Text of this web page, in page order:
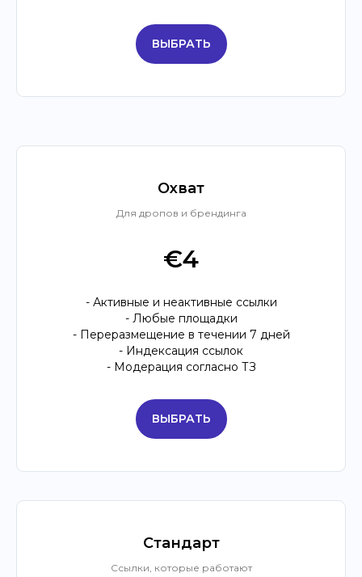
ВЫБРАТЬ
Охват
Для дропов и брендинга
€4
- Активные и неактивные ссылки
- Любые площадки
- Переразмещение в течении 7 дней
- Индексация ссылок
- Модерация согласно ТЗ
ВЫБРАТЬ
Стандарт
Ссылки, которые работают